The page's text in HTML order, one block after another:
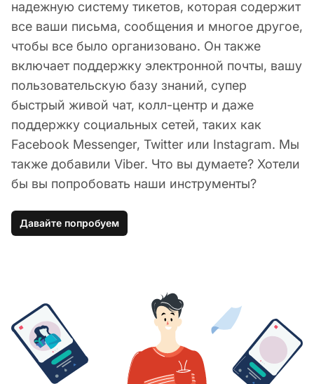
надежную систему тикетов, которая содержит
все ваши письма, сообщения и многое другое,
чтобы все было организовано. Он также
включает поддержку электронной почты, вашу
пользовательскую базу знаний, супер
быстрый живой чат, колл-центр и даже
поддержку социальных сетей, таких как
Facebook Messenger, Twitter или Instagram. Мы
также добавили Viber. Что вы думаете? Хотели
бы вы попробовать наши инструменты?
Давайте попробуем